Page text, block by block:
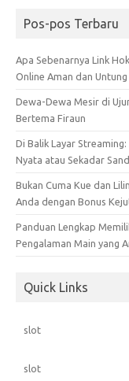
Pos-pos Terbaru
Apa Sebenarnya Link
Online Aman dan Untung
Dewa-Dewa Mesir di
Bertema Firaun
Di Balik Layar
Nyata atau Sekadar
Bukan Cuma Kue dan
Anda dengan Bonus
Panduan Lengkap
Pengalaman Main yang
Quick Links
slot
slot